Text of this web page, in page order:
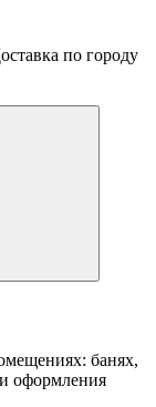
по городу
банях,
оформления